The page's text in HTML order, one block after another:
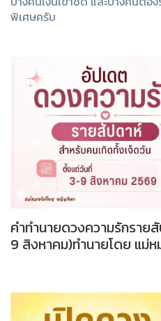
พิเศษครับ
คำทำนายดวงความรักราย
9 สิงหาคม)ทำนายโดย แม่